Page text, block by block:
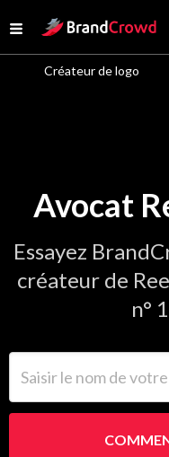
Open menu
Site Logo
Créateur de logo
Avocat
Essayez
créateur de
n°